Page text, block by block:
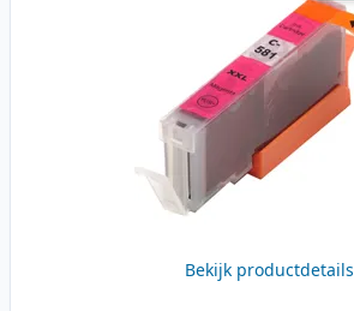
Bekijk productdetails